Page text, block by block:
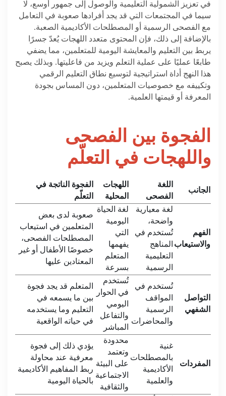
في تعزيز الشمولية التعليمية والوصول إلى جمهور أوسع، لا
سيما في المجتمعات التي قد يجد أفرادها صعوبة في التعامل
مع الفصحى الرسمية أو المصطلحات الأكاديمية الصعبة.
بالإضافة إلى ذلك، فإن المحتوى متعدد اللهجات يُعدّ جسرًا
يربط بين التعليم والمعايشة اليومية للمتعلمين، مما يضفي
طابعًا عمليًا على عملية التعلم ويزيد من فاعليتها. وبذلك يصبح
هذا النهج أداة استراتيجية لتوسيع نطاق التعليم الرقمي
وتكييفه مع خصوصيات المتعلمين، دون المساس بجودة
المعرفة أو قيمتها العلمية.
الفجوة بين الفصحى
واللهجات في التعلّم
الجانب
اللغة
الفصحى
اللهجات
المحلية
الفجوة الناتجة في
التعلّم
الفهم
والاستيعاب
لغة معيارية
واضحة،
تُستخدم في
المناهج
التعليمية
الرسمية
لغة الحياة
اليومية
التي
يفهمها
المتعلم
بسرعة
صعوبة لدى بعض
المتعلمين في استيعاب
المصطلحات الفصحى،
خصوصًا الأطفال أو غير
المعتادين عليها
التواصل
الشفهي
تُستخدم في
المواقف
الرسمية
والمحاضرات
تُستخدم
في الحوار
اليومي
والتفاعل
المباشر
المتعلم قد يجد فجوة
بين ما يسمعه في
التعليم وما يستخدمه
في حياته الواقعية
المفردات
غنية
بالمصطلحات
الأكاديمية
والعلمية
محدودة
وتعتمد
على البيئة
الاجتماعية
والثقافية
يؤدي ذلك إلى فجوة
معرفية عند محاولة
ربط المفاهيم الأكاديمية
بالحياة اليومية